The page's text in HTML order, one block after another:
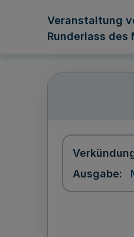
Veranstaltung
Runderlass
Ausgabe